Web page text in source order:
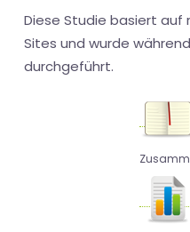
Diese Studie basiert
Sites und wurde
durchgeführt.